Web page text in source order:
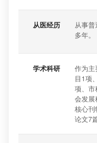
从医经历
从事
多年。
学术科研
作为主
目1项
项、市
会发
核心刊
论文7